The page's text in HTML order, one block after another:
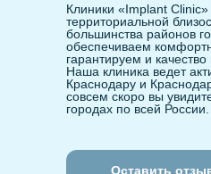
Клиники «Implant
территориальной
большинства районов
обеспечиваем
гарантируем и
Наша клиника ведет
Краснодару и
совсем скоро вы
городах по всей России.
Оставить